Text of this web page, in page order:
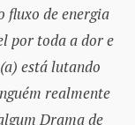
fluxo de energia
por toda a dor e
está lutando
realmente
Drama de